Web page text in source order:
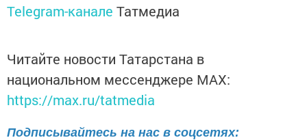
Telegram-канале Татмедиа
Читайте новости Татарстана в
национальном мессенджере MАХ:
https://max.ru/tatmedia
Подписывайтесь на нас в соцсетях: